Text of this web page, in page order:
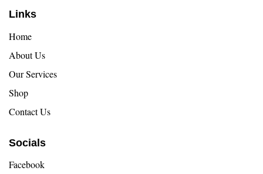
Links
Home
About Us
Our Services
Shop
Contact Us
Socials
Facebook